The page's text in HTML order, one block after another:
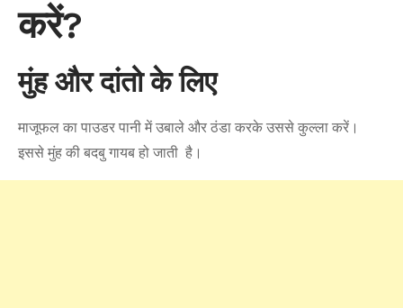
करें?
मुंह और दांतो के लिए
माजूफल का पाउडर पानी में उबाले और ठंडा करके उससे कुल्ला करें।
इससे मुंह की बदबु गायब हो जाती है।